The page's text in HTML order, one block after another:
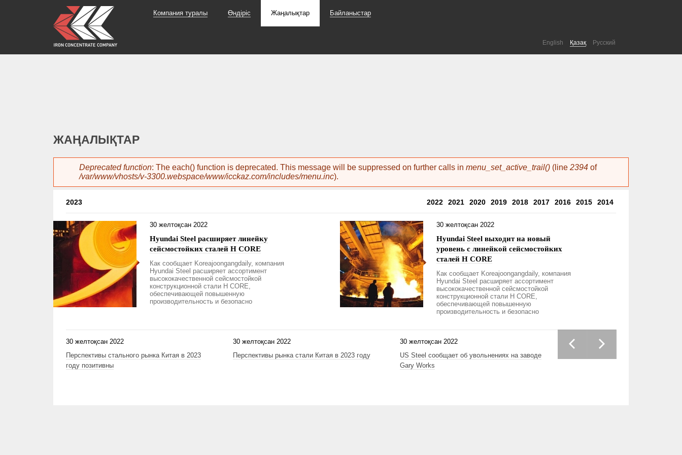
Компания туралы Өндіріс Жаңалықтар Байланыстар
English Қазақ Русский
ЖАҢАЛЫҚТАР
Error message
Deprecated function: The each() function is deprecated. This message will be suppressed on further calls in menu_set_active_trail() (line 2394 of
/var/www/vhosts/v-3300.webspace/www/icckaz.com/includes/menu.inc).
2023 2022 2021 2020 2019 2018 2017 2016 2015 2014
30 желтоқсан 2022
Hyundai Steel расширяет линейку
сейсмостойких сталей H CORE
Как сообщает Koreajoongangdaily, компания
Hyundai Steel расширяет ассортимент
высококачественной сейсмостойкой
конструкционной стали H CORE,
обеспечивающей повышенную
производительность и безопасно
30 желтоқсан 2022
Hyundai Steel выходит на новый
уровень с линейкой сейсмостойких
сталей H CORE
Как сообщает Koreajoongangdaily, компания
Hyundai Steel расширяет ассортимент
высококачественной сейсмостойкой
конструкционной стали H CORE,
обеспечивающей повышенную
производительность и безопасно
30 желтоқсан 2022
Перспективы стального рынка Китая в 2023
году позитивны
30 желтоқсан 2022
Перспективы рынка стали Китая в 2023 году
30 желтоқсан 2022
US Steel сообщает об увольнениях на заводе
Gary Works